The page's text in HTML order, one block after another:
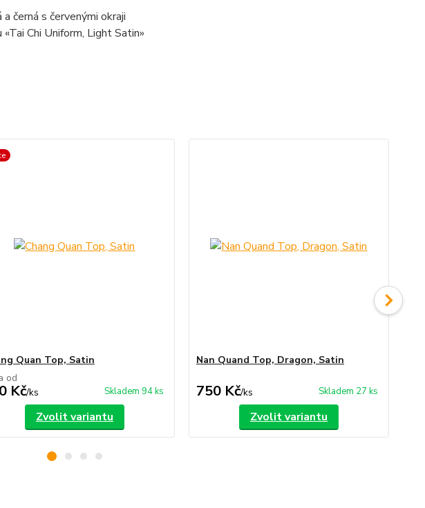
černá s červenými okraji
Chi Uniform, Light Satin»
Quan Top, Satin
od
Kč/ks Skladem 94 ks
Zvolit variantu
Nan Quand Top, Dragon, Satin
750 Kč/ks Skladem 27 ks
Zvolit variantu